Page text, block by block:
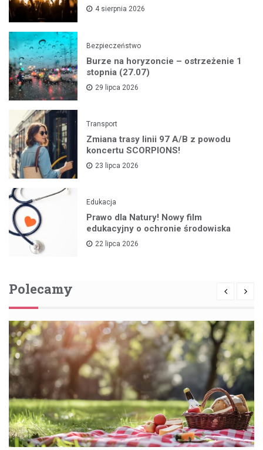
4 sierpnia 2026
Bezpieczeństwo
Burze na horyzoncie – ostrzeżenie 1
stopnia (27.07)
29 lipca 2026
Transport
Zmiana trasy linii 97 A/B z powodu
koncertu SCORPIONS!
23 lipca 2026
Edukacja
Prawo dla Natury! Nowy film
edukacyjny o ochronie środowiska
22 lipca 2026
Polecamy